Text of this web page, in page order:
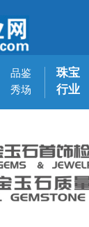
品鉴
秀场
珠宝
行业